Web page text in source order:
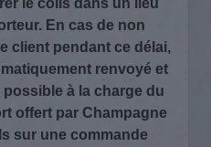
le colis dans un lieu
En cas de non
client pendant ce délai,
renvoyé et
à la charge du
offert par Champagne
sur une commande